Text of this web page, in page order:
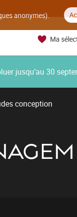
anonymes).
Ma
jusqu’au 30
conception